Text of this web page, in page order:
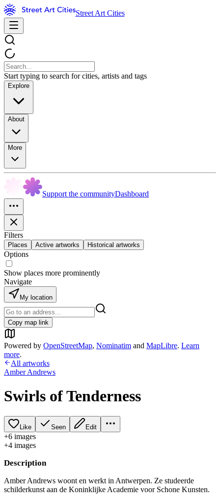
Street Art Cities
Start typing to search for cities, artists and tags
Explore
About
More
Support the communityDashboard
Filters
Places Active artworks Historical artworks
Options
Show places more prominently
Navigate
My location
Copy map link
Powered by OpenStreetMap, Nominatim and MapLibre. Learn
more.
All artworks
Amber Andrews
Swirls of Tenderness
Like Seen Edit
+6 images
+4 images
Description
Amber Andrews woont en werkt in Antwerpen. Ze studeerde
schilderkunst aan de Koninklijke Academie voor Schone Kunsten.